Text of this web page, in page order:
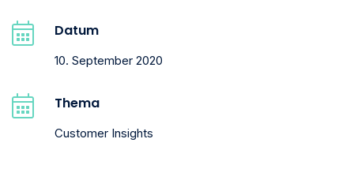
Datum
10. September 2020
Thema
Customer Insights